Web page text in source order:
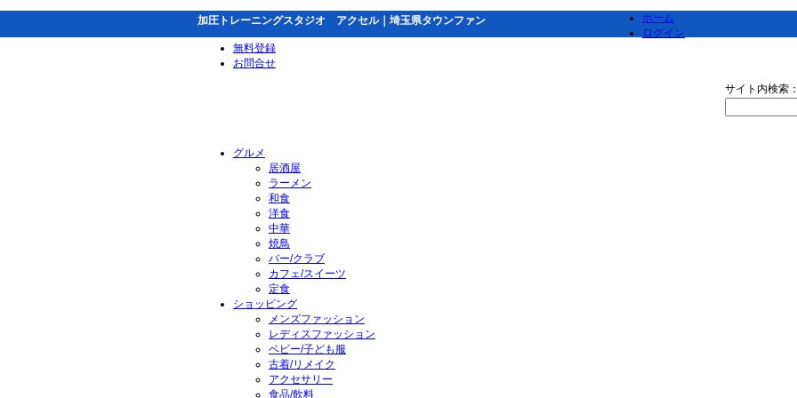
加圧トレーニングスタジオ アクセル｜埼玉県タウンファン
ホーム
ログイン
無料登録
お問合せ
サイト内検索
グルメ
居酒屋
ラーメン
和食
洋食
中華
焼鳥
バー/クラブ
カフェ/スイーツ
定食
ショッピング
メンズファッション
レディスファッション
ベビー/子ども服
古着/リメイク
アクセサリー
食品/飲料